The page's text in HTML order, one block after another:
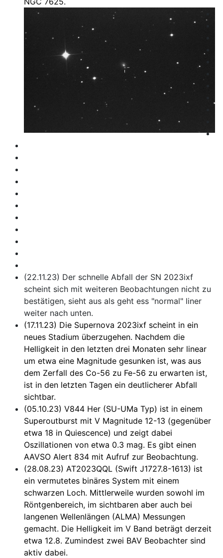
(22.11.23) Der schnelle Abfall der SN 2023ixf
scheint sich mit weiteren Beobachtungen nicht zu
bestätigen, sieht aus als geht ess "normal" liner
weiter nach unten.
(17.11.23) Die Supernova 2023ixf scheint in ein
neues Stadium überzugehen. Nachdem die
Helligkeit in den letzten drei Monaten sehr linear
um etwa eine Magnitude gesunken ist, was aus
dem Zerfall des Co-56 zu Fe-56 zu erwarten ist,
ist in den letzten Tagen ein deutlicherer Abfall
sichtbar.
(05.10.23) V844 Her (SU-UMa Typ) ist in einem
Superoutburst mit V Magnitude 12-13 (gegenüber
etwa 18 in Quiescence) und zeigt dabei
Oszillationen von etwa 0.3 mag. Es gibt einen
AAVSO Alert 834 mit Aufruf zur Beobachtung.
(28.08.23) AT2023QQL (Swift J1727.8-1613) ist
ein vermutetes binäres System mit einem
schwarzen Loch. Mittlerweile wurden sowohl im
Röntgenbereich, im sichtbaren aber auch bei
langenen Wellenlängen (ALMA) Messungen
gemacht. Die Helligkeit im V Band beträgt derzeit
etwa 12.8. Zumindest zwei BAV Beobachter sind
aktiv dabei.